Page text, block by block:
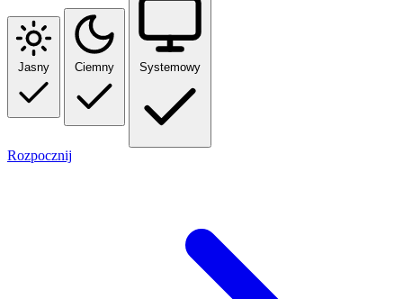
Jasny Ciemny Systemowy
Rozpocznij